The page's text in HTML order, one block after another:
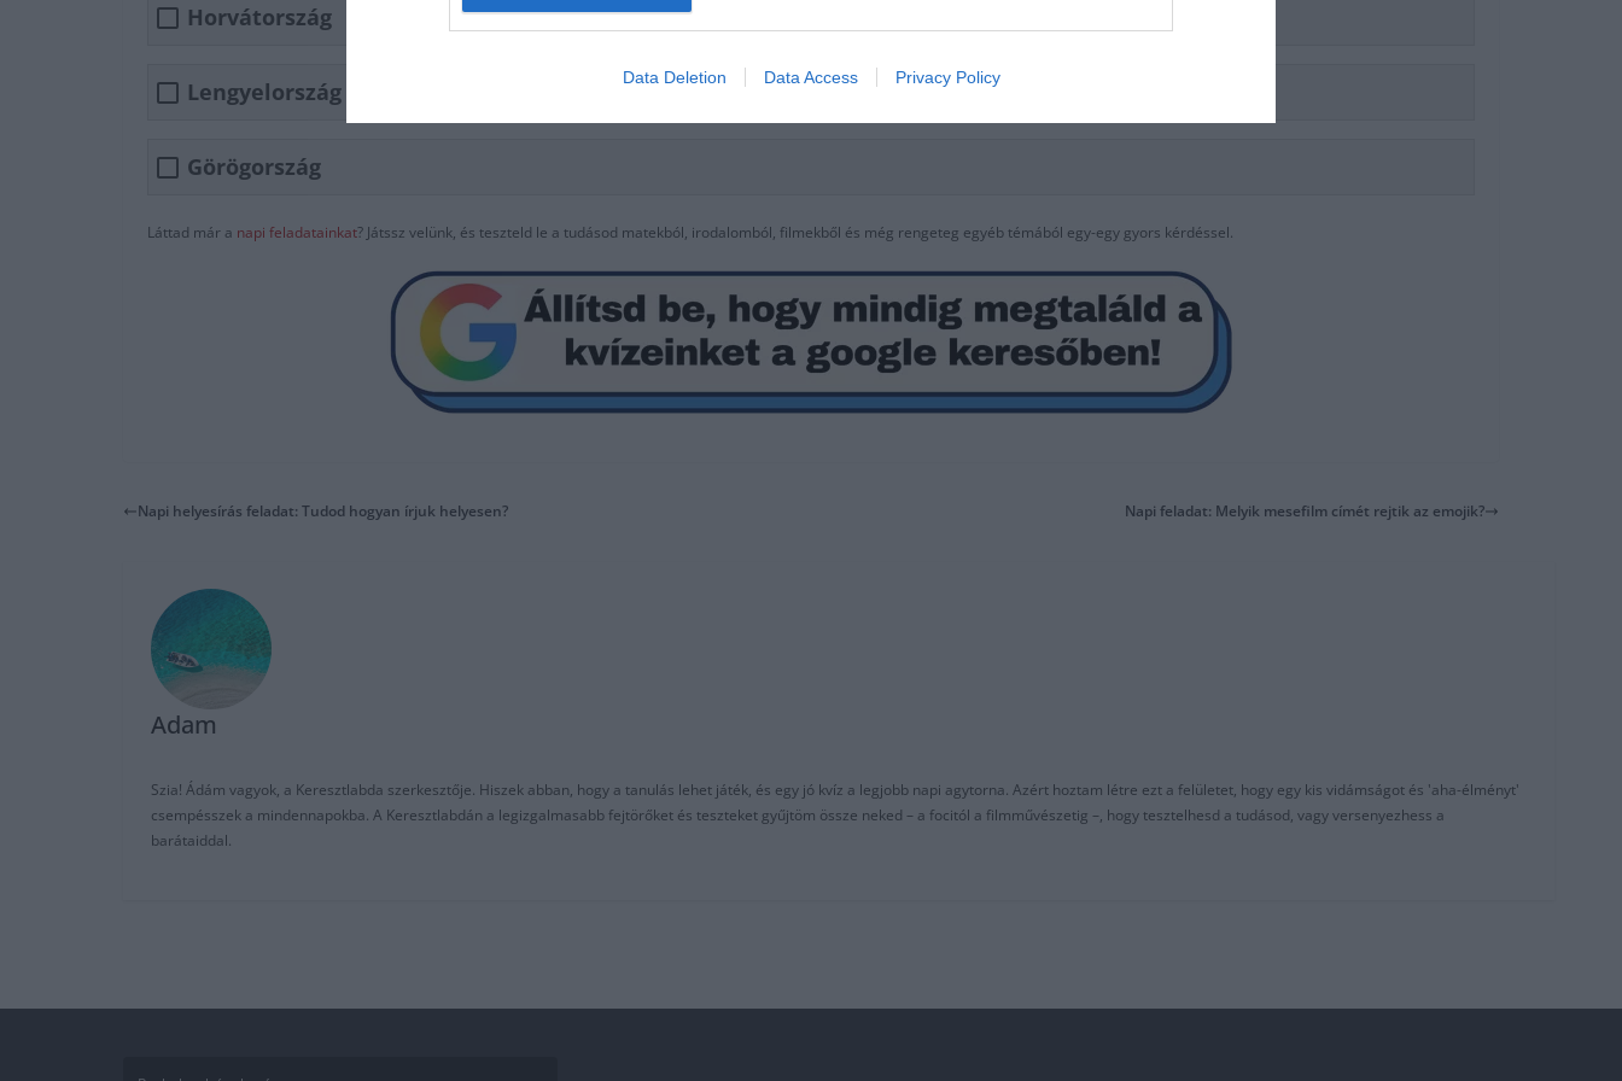
Data Deletion Data Access Privacy Policy
Horvátország
Lengyelország
Görögország
Láttad már a napi feladatainkat? Játssz velünk, és teszteld le a tudásod matekból, irodalomból, filmekből és még rengeteg egyéb témából egy-egy gyors kérdéssel.
Napi helyesírás feladat: Tudod hogyan írjuk helyesen? Napi feladat: Melyik mesefilm címét rejtik az emojik?
Adam
Szia! Ádám vagyok, a Keresztlabda szerkesztője. Hiszek abban, hogy a tanulás lehet játék, és egy jó kvíz a legjobb napi agytorna. Azért hoztam létre ezt a felületet, hogy egy kis vidámságot és 'aha-élményt'
csempésszek a mindennapokba. A Keresztlabdán a legizgalmasabb fejtörőket és teszteket gyűjtöm össze neked – a focitól a filmművészetig –, hogy tesztelhesd a tudásod, vagy versenyezhess a
barátaiddal.